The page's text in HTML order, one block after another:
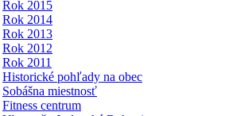
Rok 2015
Rok 2014
Rok 2013
Rok 2012
Rok 2011
Historické pohľady na obec
Sobášna miestnosť
Fitness centrum